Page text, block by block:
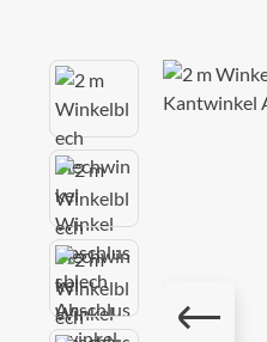
Bildergalerie überspringen